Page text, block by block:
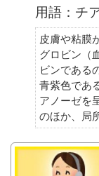
用語：チ
皮膚や粘膜
グロビン（
ビンである
青紫色であ
アノーゼを
のほか、局